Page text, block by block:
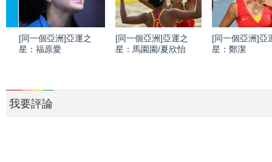
[同一個亞洲]亞運之
星：福原愛
[同一個亞洲]亞運之
星：馬園園/夏欣怡
[同一個亞洲]亞
星：鄭潔
我要評論